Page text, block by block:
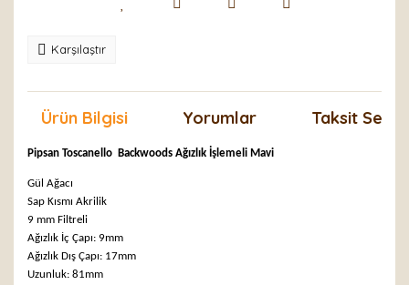
Karşılaştır
Ürün Bilgisi Yorumlar Taksit
Pipsan Toscanello Backwoods Ağızlık İşlemeli Mavi
Gül Ağacı
Sap Kısmı Akrilik
9 mm Filtreli
Ağızlık İç Çapı: 9mm
Ağızlık Dış Çapı: 17mm
Uzunluk: 81mm